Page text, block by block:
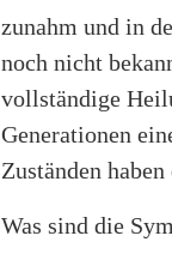
zunahm und in
noch nicht
vollständige
Generationen
Zuständen
Was sind die